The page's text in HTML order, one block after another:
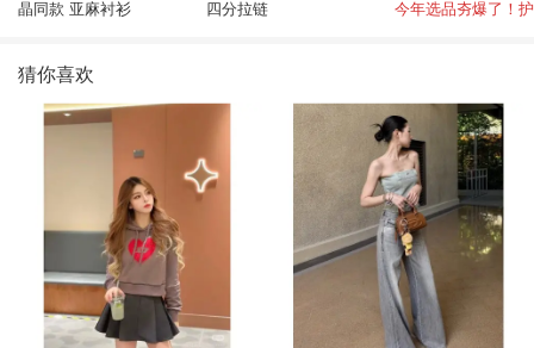
晶同款 亚麻衬衫 四分拉链
猜你喜欢